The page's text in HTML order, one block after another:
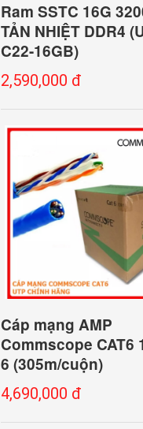
Ram SSTC 16G
TẢN NHIỆT DDR4
C22-16GB)
2,590,000 đ
Cáp mạng AMP
Commscope CAT6
6 (305m/cuộn)
4,690,000 đ